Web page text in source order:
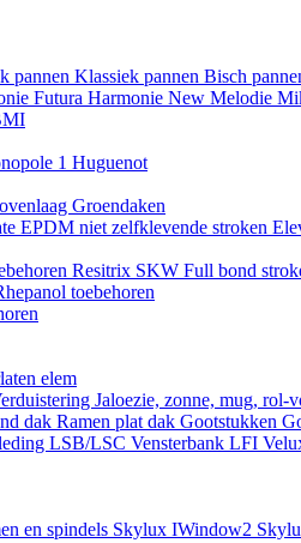
pannen Klassiek pannen Bisch
Futura Harmonie New Melodie
1 Huguenot
Groendaken
EPDM niet zelfklevende stroken
Resitrix SKW Full bond
toebehoren
elem
Jaloezie, zonne, mug, rol-
dak Ramen plat dak Gootstukken
LSB/LSC Vensterbank LFI
en spindels Skylux IWindow2